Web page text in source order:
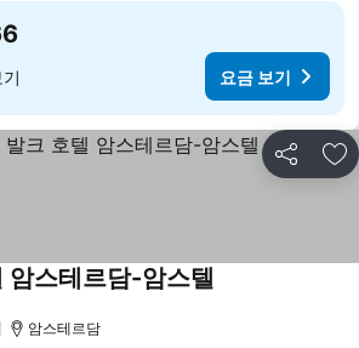
요금 보기
공유 즐
암스테르담-암스텔
암스테르담